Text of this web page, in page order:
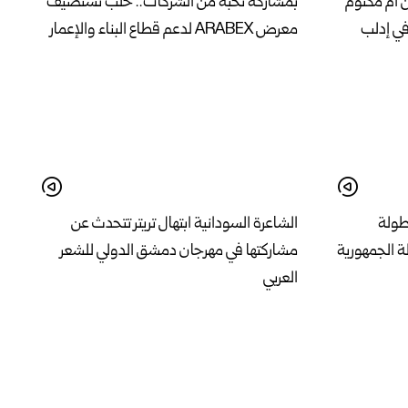
إدلب
معرض ARABEX لدعم قطاع البناء والإعمار
الجمهورية
الشاعرة السودانية ابتهال تريتر تتحدث عن
مشاركتها في مهرجان دمشق الدولي للشعر
العربي